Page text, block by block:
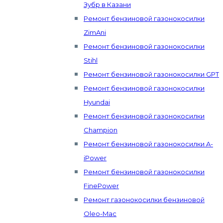
Зубр в Казани
Ремонт бензиновой газонокосилки
ZimAni
Ремонт бензиновой газонокосилки
Stihl
Ремонт бензиновой газонокосилки GPT
Ремонт бензиновой газонокосилки
Hyundai
Ремонт бензиновой газонокосилки
Champion
Ремонт бензиновой газонокосилки A-
iPower
Ремонт бензиновой газонокосилки
FinePower
Ремонт газонокосилки бензиновой
Oleo-Mac